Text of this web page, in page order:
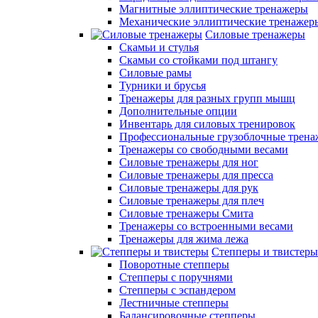
Магнитные эллиптические тренажеры
Механические эллиптические
Силовые тренажеры
Скамьи и стулья
Скамьи со стойками под штангу
Силовые рамы
Турники и брусья
Тренажеры для разных групп мышц
Дополнительные опции
Инвентарь для силовых тренировок
Профессиональные грузоблочные
Тренажеры со свободными весами
Силовые тренажеры для ног
Силовые тренажеры для пресса
Силовые тренажеры для рук
Силовые тренажеры для плеч
Силовые тренажеры Смита
Тренажеры со встроенными весами
Тренажеры для жима лежа
Степперы и твистеры
Поворотные степперы
Степперы с поручнями
Степперы с эспандером
Лестничные степперы
Балансировочные степперы